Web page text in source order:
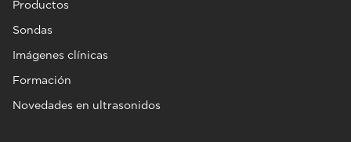
Productos
Sondas
Imágenes clínicas
Formación
Novedades en ultrasonidos